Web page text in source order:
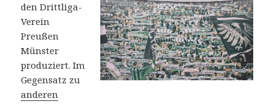
den Drittliga-
Verein
Preußen
Münster
produziert. Im
Gegensatz zu
anderen